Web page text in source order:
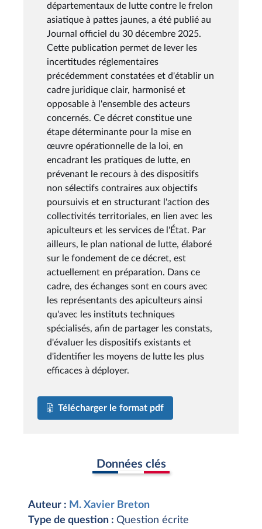
départementaux de lutte contre le frelon
asiatique à pattes jaunes, a été publié au
Journal officiel du 30 décembre 2025.
Cette publication permet de lever les
incertitudes réglementaires
précédemment constatées et d'établir un
cadre juridique clair, harmonisé et
opposable à l'ensemble des acteurs
concernés. Ce décret constitue une
étape déterminante pour la mise en
œuvre opérationnelle de la loi, en
encadrant les pratiques de lutte, en
prévenant le recours à des dispositifs
non sélectifs contraires aux objectifs
poursuivis et en structurant l'action des
collectivités territoriales, en lien avec les
apiculteurs et les services de l'État. Par
ailleurs, le plan national de lutte, élaboré
sur le fondement de ce décret, est
actuellement en préparation. Dans ce
cadre, des échanges sont en cours avec
les représentants des apiculteurs ainsi
qu'avec les instituts techniques
spécialisés, afin de partager les constats,
d'évaluer les dispositifs existants et
d'identifier les moyens de lutte les plus
efficaces à déployer.
Télécharger le format pdf
Données clés
Auteur : M. Xavier Breton
Type de question : Question écrite